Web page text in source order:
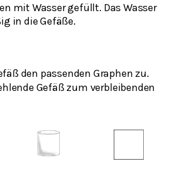
mit Wasser gefüllt. Das Wasser
in die Gefäße.
den passenden Graphen zu.
Gefäß zum verbleibenden